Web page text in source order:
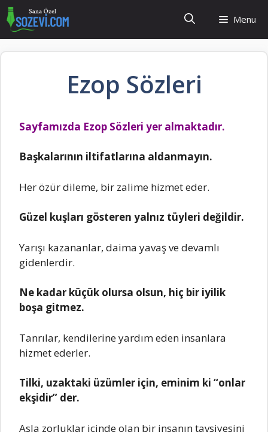
İçeriğe
atla
Menu
Ezop Sözleri
Sayfamızda Ezop Sözleri yer almaktadır.
Başkalarının iltifatlarına aldanmayın.
Her özür dileme, bir zalime hizmet eder.
Güzel kuşları gösteren yalnız tüyleri değildir.
Yarışı kazananlar, daima yavaş ve devamlı
gidenlerdir.
Ne kadar küçük olursa olsun, hiç bir iyilik
boşa gitmez.
Tanrılar, kendilerine yardım eden insanlara
hizmet ederler.
Tilki, uzaktaki üzümler için, eminim ki “onlar
ekşidir” der.
Asla zorluklar içinde olan bir insanın tavsiyesini